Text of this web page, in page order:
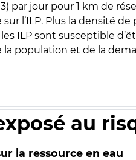
par jour pour 1 km de
l’ILP. Plus la densité
ILP sont susceptible
population et de la
au
la ressource en eau